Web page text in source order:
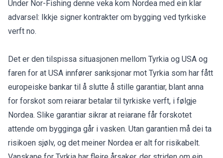
Under Nor-Fishing denne veka kom Nordea med ein klar
advarsel: Ikkje signer kontrakter om bygging ved tyrkiske
verft no.
Det er den tilspissa situasjonen mellom Tyrkia og USA og
faren for at USA innfører sanksjonar mot Tyrkia som har fått
europeiske bankar til å slutte å stille garantiar, blant anna
for forskot som reiarar betalar til tyrkiske verft, i følgje
Nordea. Slike garantiar sikrar at reiarane får forskotet
attende om bygginga går i vasken. Utan garantien må dei ta
risikoen sjølv, og det meiner Nordea er alt for risikabelt.